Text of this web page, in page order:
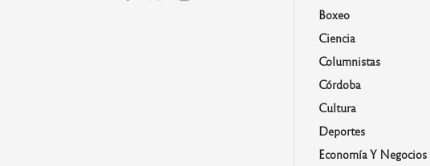
Boxeo
Ciencia
Columnistas
Córdoba
Cultura
Deportes
Economía Y Negocios